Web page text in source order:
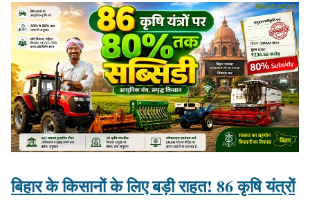
बिहार के किसानों के लिए बड़ी राहत! 86 कृषि यंत्रों